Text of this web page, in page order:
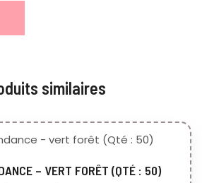
similaires
des options
– VERT FORÊT (QTÉ : 50)